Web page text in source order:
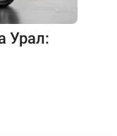
Урал: